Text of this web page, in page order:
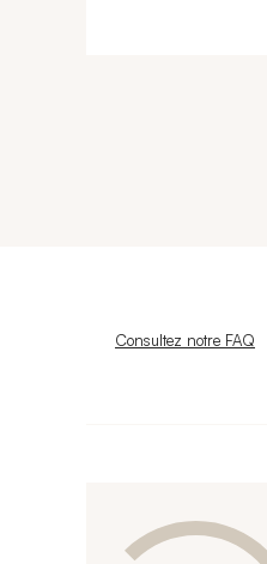
Nouvelle fenêtre
Consultez notre FAQ